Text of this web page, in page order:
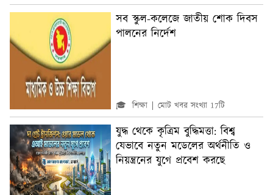
সব স্কুল-কলেজে জাতীয় শোক দিবস
পালনের নির্দেশ
🎓 শিক্ষা মোট খবর সংখ্যা 17টি
যুদ্ধ থেকে কৃত্রিম বুদ্ধিমত্তা: বিশ্ব
যেভাবে নতুন মডেলের অর্থনীতি ও
নিয়ন্ত্রনের যুগে প্রবেশ করছে